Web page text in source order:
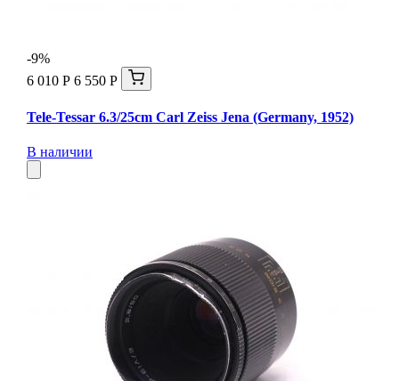
-9%
6 010 Р 6 550 Р
Tele-Tessar 6.3/25cm Carl Zeiss Jena (Germany, 1952)
В наличии